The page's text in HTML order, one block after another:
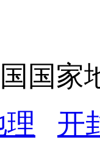
国家
开